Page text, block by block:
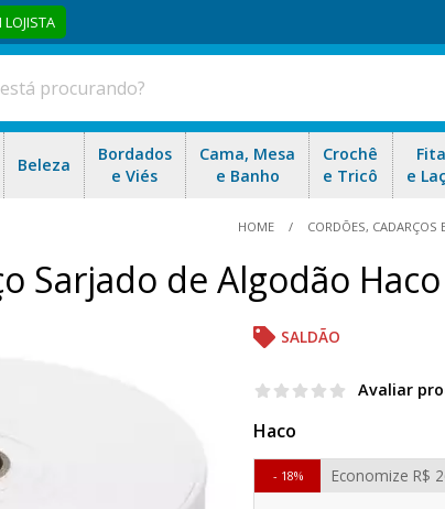
Beleza
Bordados
e Viés
Cama, Mesa
e Banho
Crochê
e Tricô
e
HOME CORDÕES, CADARÇOS
Sarjado de Algodão
SALDÃO
Avaliar
Haco
Economize R$
18%